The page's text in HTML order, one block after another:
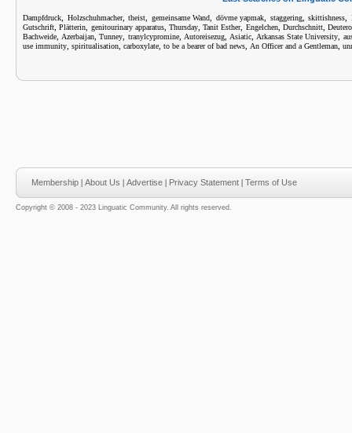
Dampfdruck Holzschuhmacher,theist ,gemeinsame Wand dövme yapmak staggering,skittishness ,
Gutschrift ,Plätterin genitourinary apparatus,Thursday ,Tanit Esther, Engelchen,Durchschnitt ,
Bachweide
Azerbaijan ,Tunney tranylcypromine, Autoreisezug Asiatic Arkansas State University
use immunity spiritualisation carboxylate to be a bearer of bad news An Officer and a Gentleman
Membership | About Us | Advertise | Privacy Statement | Terms of Use
Copyright © 2008 - 2023 Linguatic Community. All rights reserved.